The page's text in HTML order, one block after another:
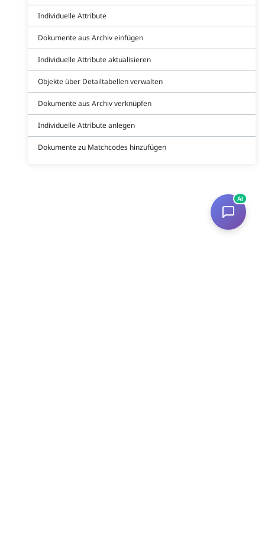
Individuelle Attribute
Dokumente aus Archiv einfügen
Individuelle Attribute aktualisieren
Objekte über Detailtabellen verwalten
Dokumente aus Archiv verknüpfen
Individuelle Attribute anlegen
Dokumente zu Matchcodes hinzufügen
AI